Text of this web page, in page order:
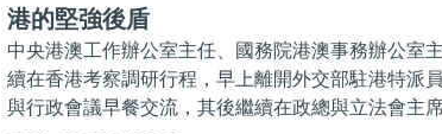
港的堅強後盾
中央港澳工作辦公室主任、國務院港澳事務辦公室
續在香港考察調研行程，早上離開外交部駐港特派
與行政會議早餐交流，其後繼續在政總與立法會主